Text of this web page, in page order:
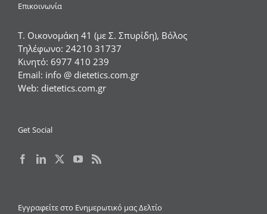
Επικοινωνία
Τ. Οικονομάκη 41 (με Σ. Σπυρίδη), Βόλος
Τηλέφωνο: 24210 31737
Κινητό: 6977 410 239
Email: info @ dietetics.com.gr
Web: dietetics.com.gr
Get Social
Εγγραφείτε στο Ενημερωτικό μας Δελτίο